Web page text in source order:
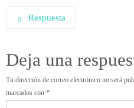
Respuesta
Deja una
Tu dirección de correo electrónico no será
marcados con *